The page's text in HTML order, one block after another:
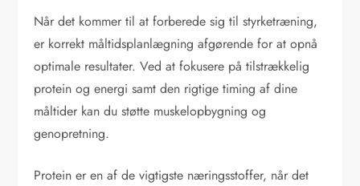
Når det kommer til at forberede sig til styrketræning,
er korrekt måltidsplanlægning afgørende for at opnå
optimale resultater. Ved at fokusere på tilstrækkelig
protein og energi samt den rigtige timing af dine
måltider kan du støtte muskelopbygning og
genopretning.
Protein er en af de vigtigste næringsstoffer, når det